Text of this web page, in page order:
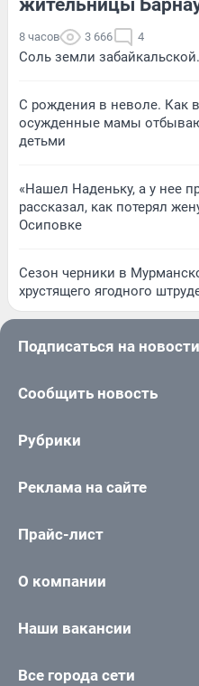
жительницы
8 часов 3 666 4
Соль земли
С рождения в неволе. Как
осужденные мамы
детьми
«Нашел Наденьку, а у нее
рассказал, как потерял
Осиповке
Сезон черники в
хрустящего ягодного
Подписаться на новости
Сообщить новость
Рубрики
Реклама на сайте
Прайс-лист
О компании
Наши вакансии
Все города сети